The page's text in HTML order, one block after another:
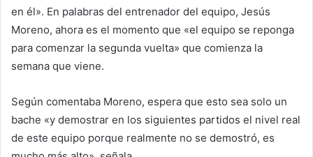
en él». En palabras del entrenador del equipo, Jesús
Moreno, ahora es el momento que «el equipo se reponga
para comenzar la segunda vuelta» que comienza la
semana que viene.
Según comentaba Moreno, espera que esto sea solo un
bache «y demostrar en los siguientes partidos el nivel real
de este equipo porque realmente no se demostró, es